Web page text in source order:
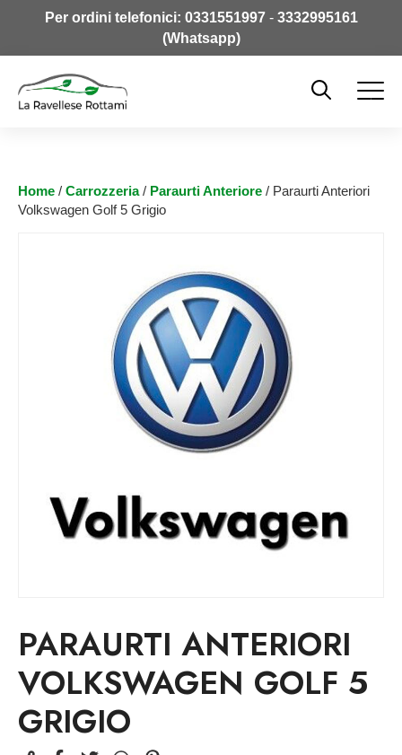
Per ordini telefonici: 0331551997- 3332995161
(Whatsapp)
Home / Carrozzeria/ Paraurti Anteriore / Paraurti Anteriori
Volkswagen Golf 5 Grigio
PARAURTI ANTERIORI
VOLKSWAGEN GOLF 5
GRIGIO